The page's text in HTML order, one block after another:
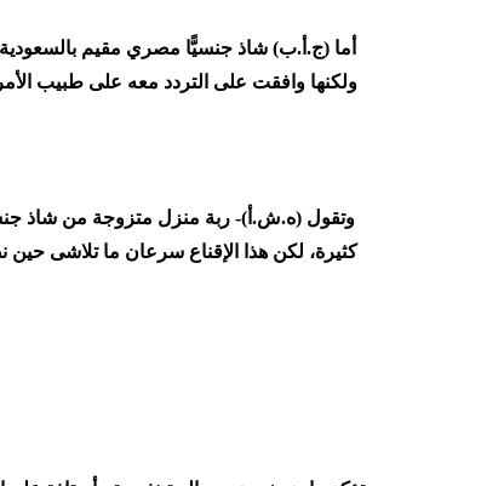
أما (ج.أ.ب) شاذ جنسيًّا مصري مقيم بالسعودية
ولكنها وافقت على التردد معه على طبيب
وتقول (ه.ش.أ)- ربة منزل متزوجة من شاذ
كثيرة، لكن هذا الإقناع سرعان ما تلاشى